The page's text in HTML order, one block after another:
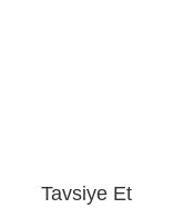
Tavsiye Et